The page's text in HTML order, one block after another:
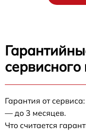
Гарантия от
— до 3 месяцев.
Что считается